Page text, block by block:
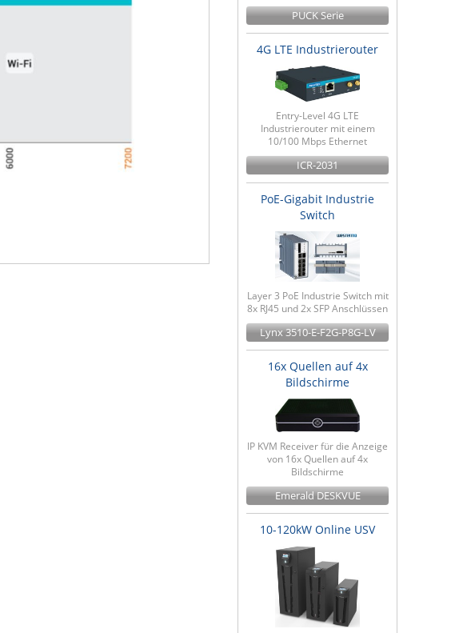
PUCK Serie
4G LTE Industrierouter
Entry-Level 4G LTE
Industrierouter mit einem
10/100 Mbps Ethernet
ICR-2031
PoE-Gigabit Industrie
Switch
Layer 3 PoE Industrie Switch mit
8x RJ45 und 2x SFP Anschlüssen
Lynx 3510-E-F2G-P8G-LV
16x Quellen auf 4x
Bildschirme
IP KVM Receiver für die Anzeige
von 16x Quellen auf 4x
Bildschirme
Emerald DESKVUE
10-120kW Online USV